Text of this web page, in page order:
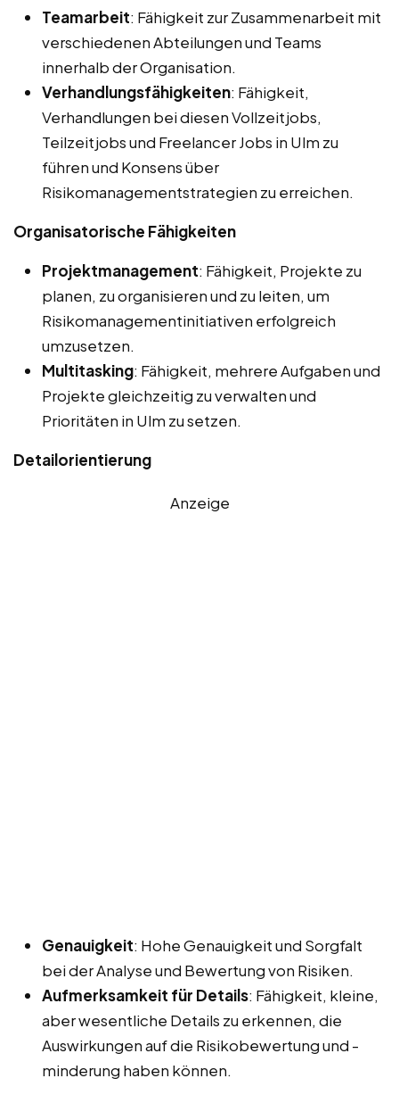
Teamarbeit: Fähigkeit zur Zusammenarbeit mit
verschiedenen Abteilungen und Teams
innerhalb der Organisation.
Verhandlungsfähigkeiten: Fähigkeit,
Verhandlungen bei diesen Vollzeitjobs,
Teilzeitjobs und Freelancer Jobs in Ulm zu
führen und Konsens über
Risikomanagementstrategien zu erreichen.
Organisatorische Fähigkeiten
Projektmanagement: Fähigkeit, Projekte zu
planen, zu organisieren und zu leiten, um
Risikomanagementinitiativen erfolgreich
umzusetzen.
Multitasking: Fähigkeit, mehrere Aufgaben und
Projekte gleichzeitig zu verwalten und
Prioritäten in Ulm zu setzen.
Detailorientierung
Anzeige
Genauigkeit: Hohe Genauigkeit und Sorgfalt
bei der Analyse und Bewertung von Risiken.
Aufmerksamkeit für Details: Fähigkeit, kleine,
aber wesentliche Details zu erkennen, die
Auswirkungen auf die Risikobewertung und -
minderung haben können.